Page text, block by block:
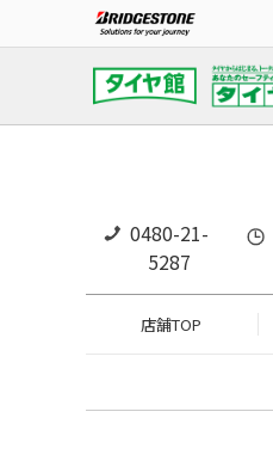
0480-21-
5287
店舗TOP